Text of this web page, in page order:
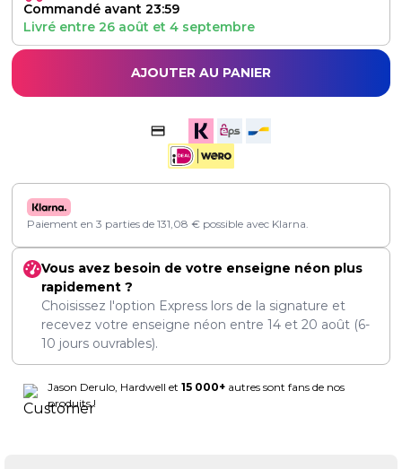
Commandé avant 23:59
Livré entre 26 août et 4 septembre
AJOUTER AU PANIER
Paiement en 3 parties de 131,08 € possible avec Klarna.
Vous avez besoin de votre enseigne néon plus
rapidement ?
Choisissez l'option Express lors de la signature et
recevez votre enseigne néon entre 14 et 20 août (6-
10 jours ouvrables).
Jason Derulo, Hardwell et 15 000+ autres sont fans de nos
produits !